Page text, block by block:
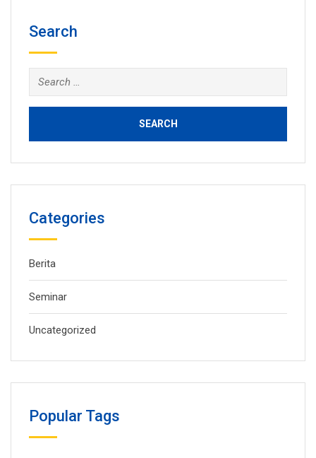
Search
Search
for:
Categories
Berita
Seminar
Uncategorized
Popular Tags